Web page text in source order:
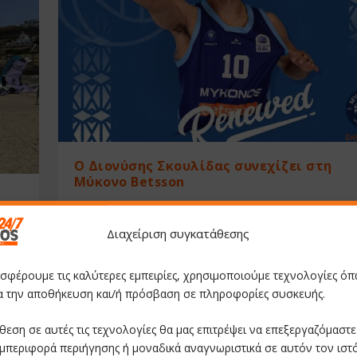
Διαχείριση συγκατάθεσης
τις καλύτερες εμπειρίες, χρησιμοποιούμε τεχνολογίες
την αποθήκευση και/ή πρόσβαση σε πληροφορίες συσκευής.
σε αυτές τις τεχνολογίες θα μας επιτρέψει να
περιήγησης ή μοναδικά αναγνωριστικά σε αυτόν τον
O Διονύσης Σκουλίδας συνεχίζει στη
Μύκονο Betsson
bymykonos247.gr|Jun 8, 2026|ΑΘΛΗΜΑΤΑ|0 |
READ MORE